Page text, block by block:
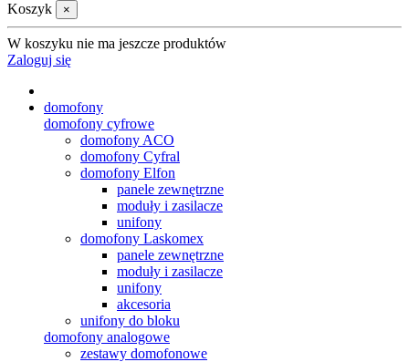
Koszyk
×
W koszyku nie ma jeszcze produktów
Zaloguj się
domofony
domofony cyfrowe
domofony ACO
domofony Cyfral
domofony Elfon
panele zewnętrzne
moduły i zasilacze
unifony
domofony Laskomex
panele zewnętrzne
moduły i zasilacze
unifony
akcesoria
unifony do bloku
domofony analogowe
zestawy domofonowe